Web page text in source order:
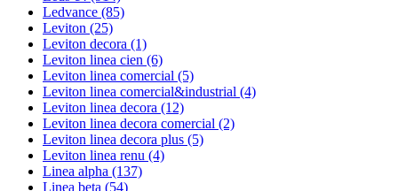
Ledvance (85)
Leviton (25)
Leviton decora (1)
Leviton linea cien (6)
Leviton linea comercial (5)
Leviton linea comercial&industrial (4)
Leviton linea decora (12)
Leviton linea decora comercial (2)
Leviton linea decora plus (5)
Leviton linea renu (4)
Linea alpha (137)
Linea beta (54)